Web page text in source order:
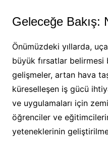
Geleceğe Bakış:
Önümüzdeki yıllarda,
büyük fırsatlar
gelişmeler, artan hava
küreselleşen iş gücü
ve uygulamaları için
öğrenciler ve
yeteneklerinin